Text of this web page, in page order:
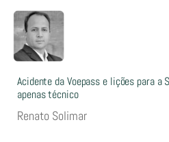
Acidente da Voepass e lições para a
apenas técnico
Renato Solimar